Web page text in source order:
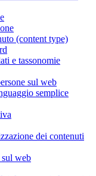
(content type)
e tassonomie
sul web
semplice
dei contenuti
web